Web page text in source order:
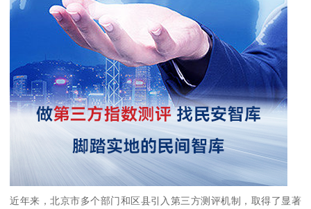
近年来，北京市多个部门和区县引入第三方测评机制，取得了显著